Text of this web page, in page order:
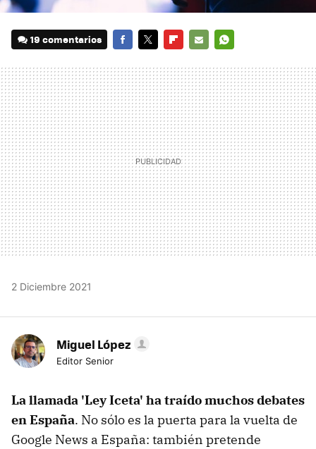
19 comentarios
MAIL
2 Diciembre 2021
Miguel López
Editor Senior
La llamada 'Ley Iceta' ha traído muchos debates
en España. No sólo es la puerta para la vuelta de
Google News a España: también pretende